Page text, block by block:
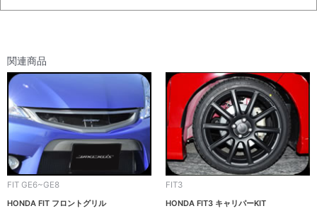
関連商品
FIT GE6~GE8
HONDA FIT フロントグリル
FIT3
HONDA FIT3 キャリパーKIT